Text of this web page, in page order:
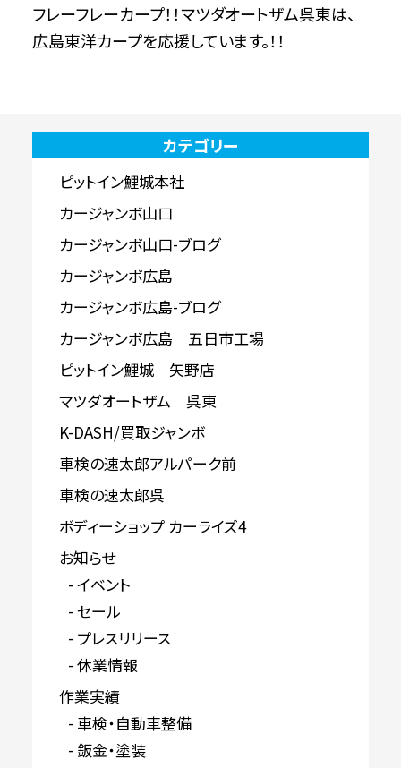
フレーフレーカープ！！マツダオートザム呉東は、
広島東洋カープを応援しています。！！
カテゴリー
ピットイン鯉城本社
カージャンボ山口
カージャンボ山口-ブログ
カージャンボ広島
カージャンボ広島-ブログ
カージャンボ広島 五日市工場
ピットイン鯉城 矢野店
マツダオートザム 呉東
K-DASH/買取ジャンボ
車検の速太郎アルパーク前
車検の速太郎呉
ボディーショップ カーライズ4
お知らせ
イベント
セール
プレスリリース
休業情報
作業実績
車検・自動車整備
鈑金・塗装